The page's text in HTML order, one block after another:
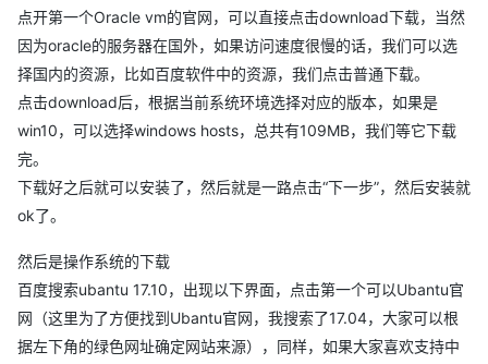
点开第一个Oracle vm的官网，可以直接点击download下载，当然
因为oracle的服务器在国外，如果访问速度很慢的话，我们可以选
择国内的资源，比如百度软件中的资源，我们点击普通下载。
点击download后，根据当前系统环境选择对应的版本，如果是
win10，可以选择windows hosts，总共有109MB，我们等它下载
完。
下载好之后就可以安装了，然后就是一路点击“下一步”，然后安装就
ok了。
然后是操作系统的下载
百度搜索ubantu 17.10，出现以下界面，点击第一个可以Ubantu官
网（这里为了方便找到Ubantu官网，我搜索了17.04，大家可以根
据左下角的绿色网址确定网站来源），同样，如果大家喜欢支持中